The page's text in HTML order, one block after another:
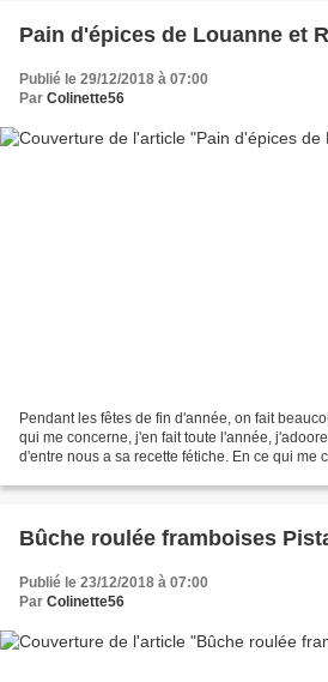
Pain d'épices de Louanne et
Publié le 29/12/2018 à 07:00
Par Colinette56
Pendant les fêtes de fin d'année, on fait
qui me concerne, j'en fait toute l'année,
d'entre nous a sa recette fétiche. En ce qui me
Bûche roulée framboises
Publié le 23/12/2018 à 07:00
Par Colinette56